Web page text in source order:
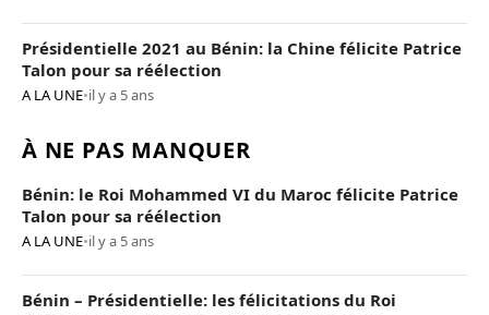
Présidentielle 2021 au Bénin: la Chine félicite Patrice
Talon pour sa réélection
A LA UNE•il y a 5 ans
À NE PAS MANQUER
Bénin: le Roi Mohammed VI du Maroc félicite Patrice
Talon pour sa réélection
A LA UNE•il y a 5 ans
Bénin – Présidentielle: les félicitations du Roi